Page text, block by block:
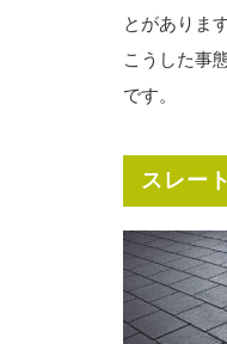
とがあります
こうした事
です。
スレー